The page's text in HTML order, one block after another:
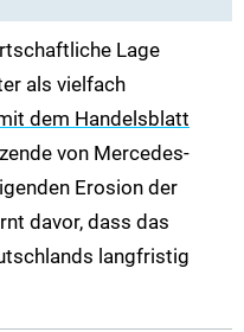
Lage
als vielfach
dem Handelsblatt
von Mercedes-
Erosion der
davor, dass das
langfristig